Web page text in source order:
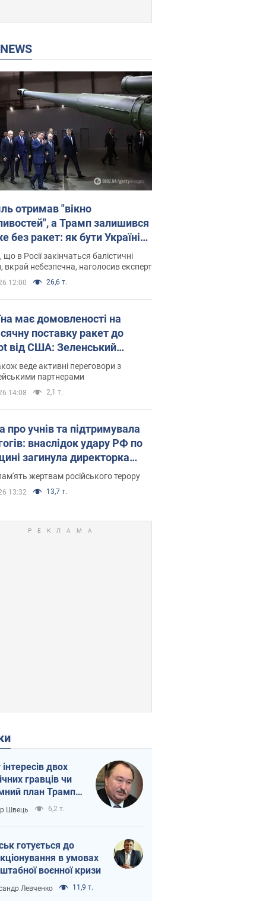
NEWS
отримав "вікно
а Трамп залишився
без ракет: як бути Україні?
з Мельником
в Росії закінчаться балістичні
вкрай небезпечна, наголосив експерт
12:00 26,6 т.
має домовленості на
поставку ракет до
від США: Зеленський
подробиці
веде активні переговори з
партнерами
14:08 2,1 т.
про учнів та підтримувала
внаслідок удару РФ по
загинула директорка
ліцею, її чоловік та онук
жертвам російського терору
13:32 13,7 т.
інтересів двох
гравців чи
план Трампа
Швець 6,2 т.
готується до
в умовах
воєнної кризи
Левченко 11,9 т.